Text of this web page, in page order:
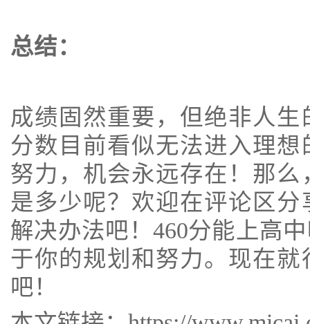
总结：
成绩固然重要，但绝非人
分数目前看似无法进入理
努力，机会永远存在！那
是多少呢？欢迎在评论区
解决办法吧！460分能上高
于你的规划和努力。现在
吧！